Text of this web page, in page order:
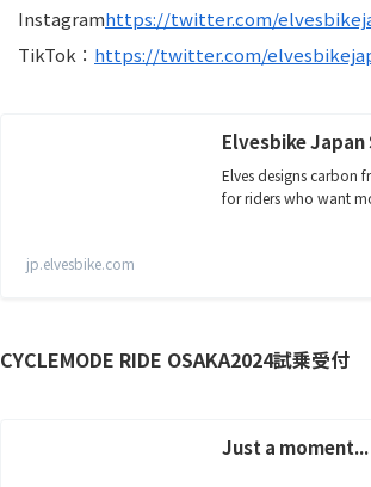
Instagramhttps://twitter.com/
TikTok： https://twitter.com/
Elvesbike Japan
Elves designs carbon
for riders who want
jp.elvesbike.com
CYCLEMODE RIDE OSAKA2024試乗受付
Just a moment...